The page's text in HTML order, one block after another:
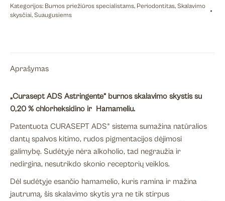
Kategorijos: Burnos priežiūros specialistams, Periodontitas, Skalavimo
skysčiai, Suaugusiems
Aprašymas
„Curasept ADS Astringente“ burnos skalavimo skystis su
0,20 % chlorheksidino ir Hamameliu.
Patentuota CURASEPT ADS® sistema sumažina natūralios
dantų spalvos kitimo, rudos pigmentacijos dėjimosi
galimybę. Sudėtyje nėra alkoholio, tad negraužia ir
nedirgina, nesutrikdo skonio receptorių veiklos.
Dėl sudėtyje esančio hamamelio, kuris ramina ir mažina
jautrumą, šis skalavimo skytis yra ne tik stirpus